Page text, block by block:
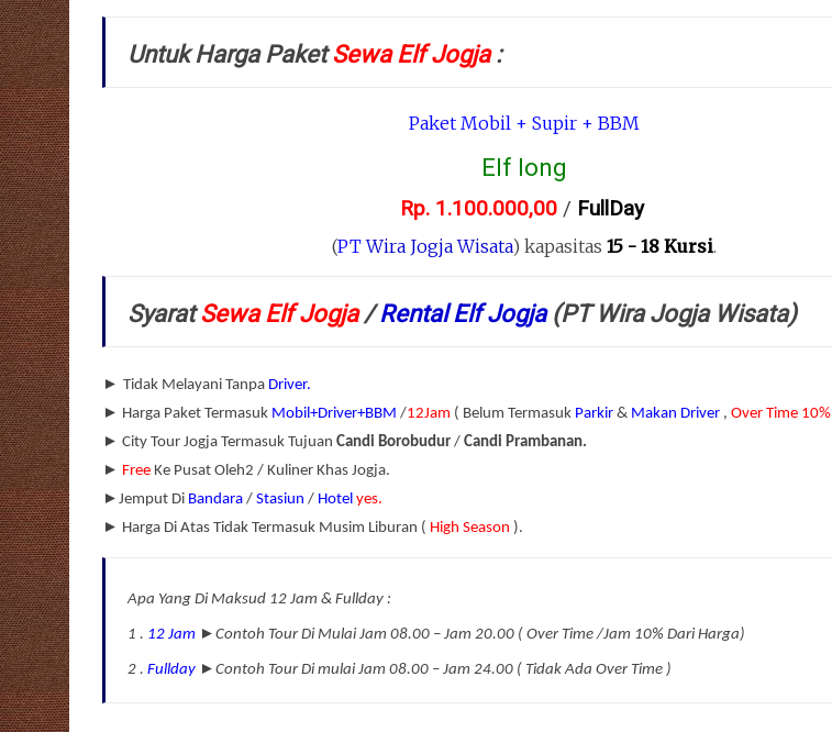
Untuk Harga PaketSewa Elf Jogja:
Paket Mobil + Supir + BBM
Elf long
Rp. 1.100.000,00/ FullDay
(PTWira Jogja Wisata) kapasitas15 - 18 Kursi.
SyaratSewa Elf Jogja/Rental Elf Jogja(PT Wira Jogja Wisata)
► Tidak Melayani Tanpa Driver.
► Harga Paket Termasuk Mobil+Driver+BBM /12Jam ( Belum Termasuk Parkir & Makan Driver , Over Time 10%
► City Tour Jogja Termasuk Tujuan Candi Borobudur / Candi Prambanan.
► Free Ke Pusat Oleh2 / Kuliner Khas Jogja.
► Jemput Di Bandara / Stasiun / Hotel yes.
► Harga Di Atas Tidak Termasuk Musim Liburan ( High Season ).
Apa Yang Di Maksud 12 Jam & Fullday :
1 . 12 Jam ► Contoh Tour Di Mulai Jam 08.00 – Jam 20.00 ( Over Time /Jam 10% Dari Harga)
2 . Fullday ► Contoh Tour Di mulai Jam 08.00 – Jam 24.00 ( Tidak Ada Over Time )